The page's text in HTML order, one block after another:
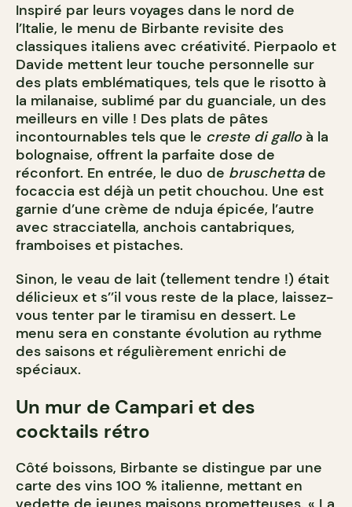
Inspiré par leurs voyages dans le nord de
l’Italie, le menu de Birbante revisite des
classiques italiens avec créativité. Pierpaolo et
Davide mettent leur touche personnelle sur
des plats emblématiques, tels que le risotto à
la milanaise, sublimé par du guanciale, un des
meilleurs en ville ! Des plats de pâtes
incontournables tels que le creste di galloà la
bolognaise, offrent la parfaite dose de
réconfort. En entrée, le duo de bruschettade
focaccia est déjà un petit chouchou. Une est
garnie d’une crème de nduja épicée, l’autre
avec stracciatella, anchois cantabriques,
framboises et pistaches.
Sinon, le veau de lait (tellement tendre !) était
délicieux et s’’il vous reste de la place, laissez-
vous tenter par le tiramisu en dessert. Le
menu sera en constante évolution au rythme
des saisons et régulièrement enrichi de
spéciaux.
Un mur de Campari et des
cocktails rétro
Côté boissons, Birbante se distingue par une
carte des vins 100 % italienne, mettant en